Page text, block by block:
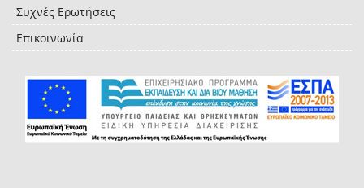
Συχνές Ερωτήσεις
Επικοινωνία